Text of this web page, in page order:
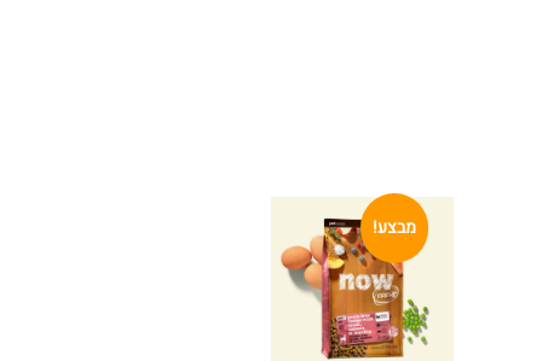
מבצע!